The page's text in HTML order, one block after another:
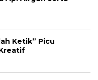
Ketik” Picu